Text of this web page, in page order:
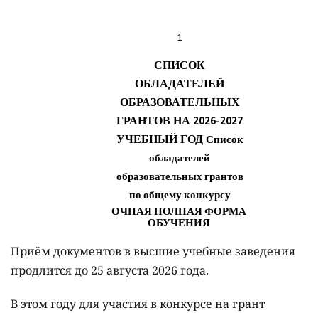
Приём документов в высшие учебные заведения
продлится до 25 августа 2026 года.
В этом году для участия в конкурсе на грант